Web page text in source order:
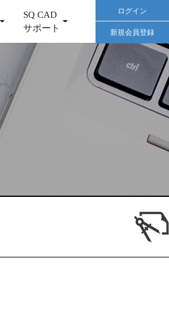
SQ CAD
サポート
ログイン
新規会員登録